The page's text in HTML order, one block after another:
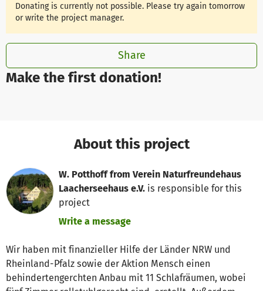
Make the first donation!
Donating is currently not possible. Please try again tomorrow
or write the project manager.
Share
About this project
W. Potthoff from Verein Naturfreundehaus
Laacherseehaus e.V. is responsible for this
project
Write a message
Wir haben mit finanzieller Hilfe der Länder NRW und
Rheinland-Pfalz sowie der Aktion Mensch einen
behindertengerchten Anbau mit 11 Schlafräumen, wobei